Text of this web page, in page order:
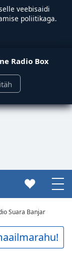
veebisaidi
poliitikaga.
Radio Box
Suara Banjar